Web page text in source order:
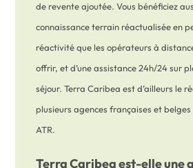
de revente ajoutée. Vous bénéficiez
connaissance terrain réactualisée en
réactivité que les opérateurs à
offrir, et d’une assistance 24h/24 sur
séjour. Terra Caribea est d’ailleurs le
plusieurs agences françaises et
ATR.
Terra Caribea est-elle une